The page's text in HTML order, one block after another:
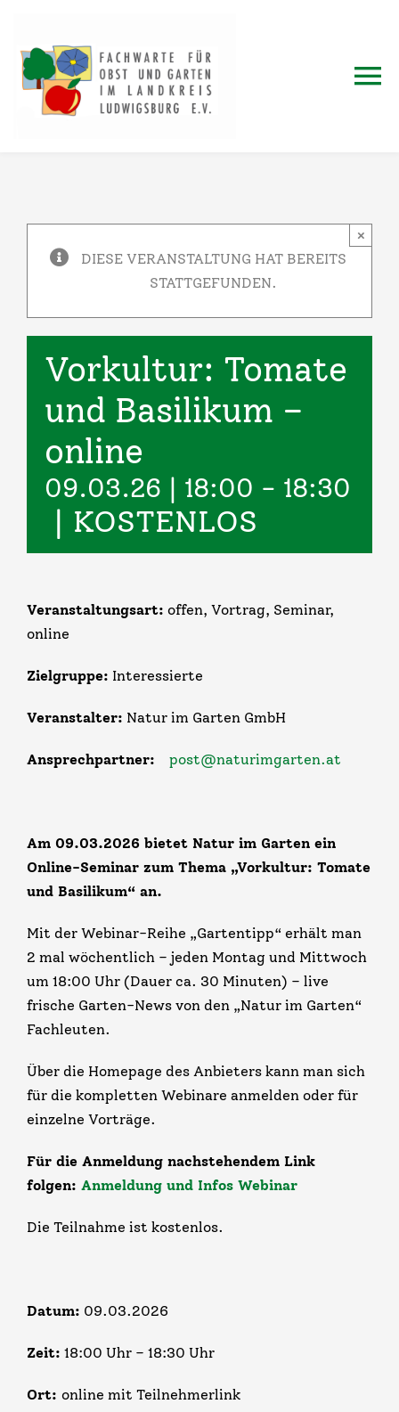
springen
Jahresprogramm
Termine
Blog
Infos & Links
Kontakt
DIESE VERANSTALTUNG HAT BEREITS
STATTGEFUNDEN.
×
Vorkultur: Tomate
und Basilikum –
online
09.03.26 | 18:00 - 18:30
| KOSTENLOS
Veranstaltungsart: offen, Vortrag, Seminar,
online
Zielgruppe: Interessierte
Veranstalter: Natur im Garten GmbH
Ansprechpartner: post@naturimgarten.at
Am 09.03.2026 bietet Natur im Garten ein
Online-Seminar zum Thema „Vorkultur: Tomate
und Basilikum“ an.
Mit der Webinar-Reihe „Gartentipp“ erhält man
2 mal wöchentlich – jeden Montag und Mittwoch
um 18:00 Uhr (Dauer ca. 30 Minuten) – live
frische Garten-News v​​on den „Natur im Garten“
Fachleuten.
Über die Homepage des Anbieters kann man sich
für die kompletten Webinare anmelden oder für
einzelne Vorträge.
Für die Anmeldung nachstehendem Link
folgen: Anmeldung und Infos Webinar
Die Teilnahme ist kostenlos.
Datum: 09.03.2026
Zeit: 18:00 Uhr – 18:30 Uhr
Ort: online mit Teilnehmerlink